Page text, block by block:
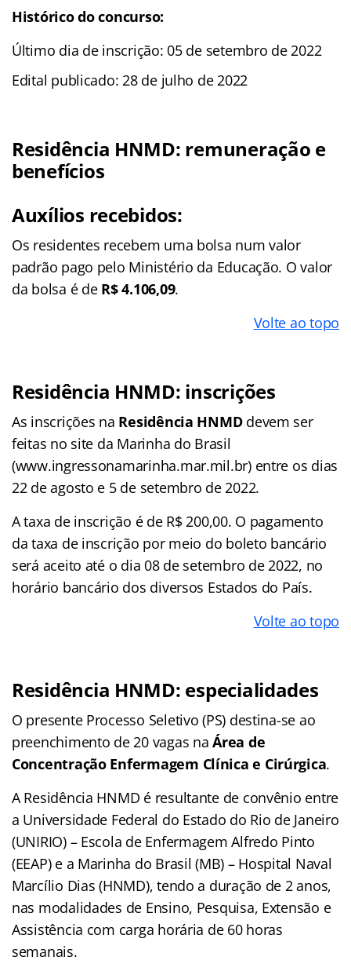
Histórico do concurso:
Último dia de inscrição: 05 de setembro de 2022
Edital publicado: 28 de julho de 2022
Residência HNMD: remuneração e
benefícios
Auxílios recebidos:
Os residentes recebem uma bolsa num valor
padrão pago pelo Ministério da Educação. O valor
da bolsa é de R$ 4.106,09.
Volte ao topo
Residência HNMD: inscrições
As inscrições na Residência HNMDdevem ser
feitas no site da Marinha do Brasil
(www.ingressonamarinha.mar.mil.br) entre os dias
22 de agosto e 5 de setembro de 2022.
A taxa de inscrição é de R$ 200,00. O pagamento
da taxa de inscrição por meio do boleto bancário
será aceito até o dia 08 de setembro de 2022, no
horário bancário dos diversos Estados do País.
Volte ao topo
Residência HNMD: especialidades
O presente Processo Seletivo (PS) destina-se ao
preenchimento de 20 vagas naÁrea de
Concentração Enfermagem Clínica e Cirúrgica.
A Residência HNMD é resultante de convênio entre
a Universidade Federal do Estado do Rio de Janeiro
(UNIRIO) – Escola de Enfermagem Alfredo Pinto
(EEAP) e a Marinha do Brasil (MB) – Hospital Naval
Marcílio Dias (HNMD), tendo a duração de 2 anos,
nas modalidades de Ensino, Pesquisa, Extensão e
Assistência com carga horária de 60 horas
semanais.